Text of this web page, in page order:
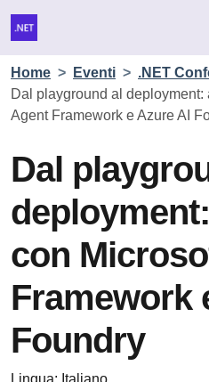
Home > Eventi > .NET
Dal playground al deployment:
Agent Framework e Azure AI
Dal
con
Framework
Foundry
Lingua: Italiano